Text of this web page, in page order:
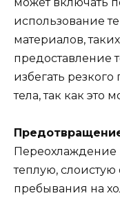
использование
материалов,
предоставление
избегать
тела, так как это
Переохлаждение
теплую,
пребывания на